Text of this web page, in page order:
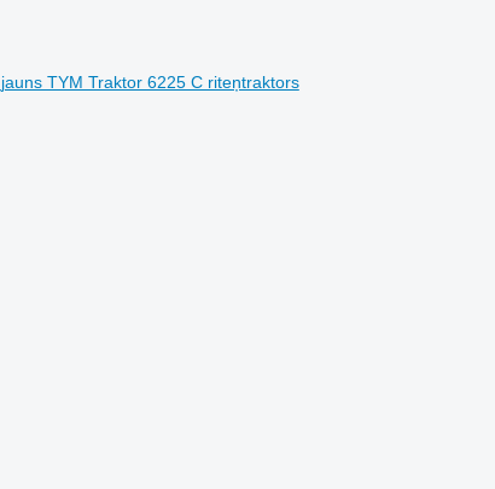
jauns TYM Traktor 6225 C riteņtraktors